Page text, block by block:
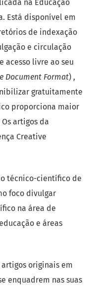
na Educação
Está disponível em
de indexação
e circulação
acesso livre ao seu
Document Format) ,
gratuitamente
proporciona maior
artigos da
Creative
técnico-científico de
foco divulgar
na área de
e áreas
originais em
enquadrem nas suas